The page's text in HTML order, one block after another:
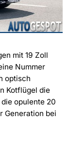
mit 19 Zoll
Nummer
optisch
Kotflügel die
opulente 20
Generation bei